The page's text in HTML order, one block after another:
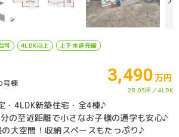
可 4LDK以上 上下水道完備
号棟 3,490万円
28.05坪 4LDK
4LDK新築住宅・全4棟♪
の至近距離で小さなお子様の通学も安心♪
大空間！収納スペースもたっぷり♪